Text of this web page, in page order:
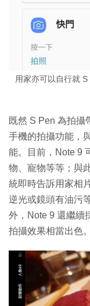
用家亦可以自行就
既然 S Pen 為拍攝
手機的拍攝功能，
能。目前，Note 9
物、寵物等等；與
統即時告訴用家相
逆光或鏡頭有油污
外，Note 9 還繼續
拍攝效果相當出色。